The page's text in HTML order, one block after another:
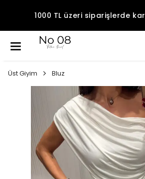
1000 TL üzeri siparişlerde
Üst Giyim Bluz